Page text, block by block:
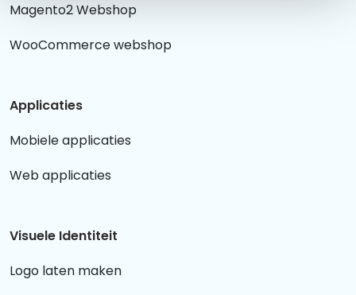
Magento2 Webshop
WooCommerce webshop
Applicaties
Mobiele applicaties
Web applicaties
Visuele Identiteit
Logo laten maken